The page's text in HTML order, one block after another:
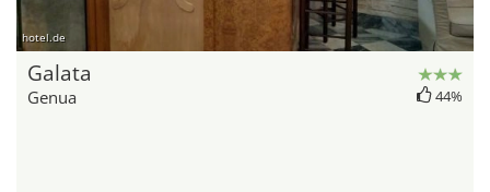
hotel.de
Galata
Genua 44%